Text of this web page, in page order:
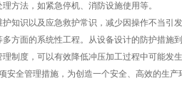
法，如紧急停机、消防设施使用等。
识以及应急救护常识，减少因操作不当引发
面的系统性工程。从设备设计的防护措施
制度，可以有效降低冲压加工过程中可能发
全管理措施，为创造一个安全、高效的生产